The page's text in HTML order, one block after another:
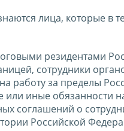
лица, которые в
резидентами
сотрудники
работу за пределы
или иные обязанности
соглашений о
Российской